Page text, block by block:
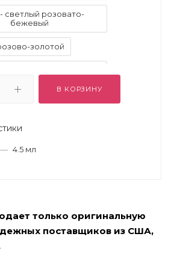
светлый розовато-
бежевый
золотой
розовый
- тёплый золото-
клюквенный
Amethyst - яркий
фиолетовый
В КОРЗИНУ
— 4.5 мл
только оригинальную
поставщиков из США,